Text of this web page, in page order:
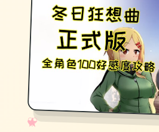
✧
♡
★
♥